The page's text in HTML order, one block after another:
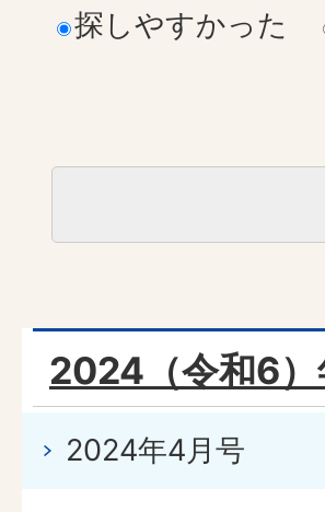
探しやすかった
2024（令和6）
2024年4月号